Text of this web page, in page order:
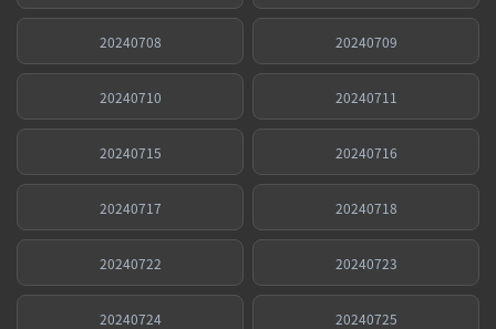
20240708 20240709
20240710 20240711
20240715 20240716
20240717 20240718
20240722 20240723
20240724 20240725